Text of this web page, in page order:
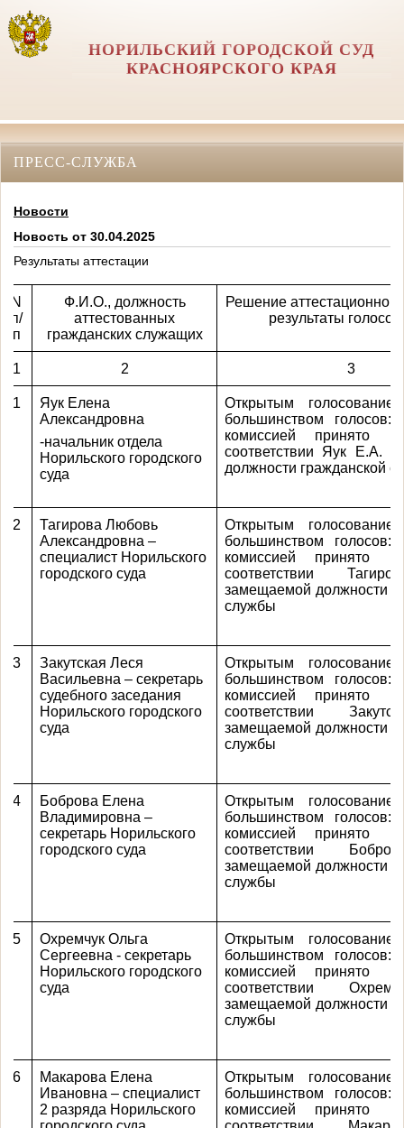
НОРИЛЬСКИЙ ГОРОДСКОЙ СУД
КРАСНОЯРСКОГО КРАЯ
ПРЕСС-СЛУЖБА
Новости
Новость от 30.04.2025
Результаты аттестации
N
п/
п
Ф.И.О., должность
аттестованных
гражданских служащих
Решение аттестационной
результаты
1 2 3
1
Яук Елена
Александровна
-начальник отдела
Норильского городского
суда
Открытым
большинством
комиссией принято
соответствии Яук Е.А.
должности гражданской
2
Тагирова Любовь
Александровна –
специалист Норильского
городского суда
Открытым
большинством
комиссией принято
соответствии
замещаемой должности
службы
3
Закутская Леся
Васильевна – секретарь
судебного заседания
Норильского городского
суда
Открытым
большинством
комиссией принято
соответствии
замещаемой должности
службы
4
Боброва Елена
Владимировна –
секретарь Норильского
городского суда
Открытым
большинством
комиссией принято
соответствии
замещаемой должности
службы
5
Охремчук Ольга
Сергеевна - секретарь
Норильского городского
суда
Открытым
большинством
комиссией принято
соответствии
замещаемой должности
службы
6
Макарова Елена
Ивановна – специалист
2 разряда Норильского
Открытым
большинством
комиссией принято